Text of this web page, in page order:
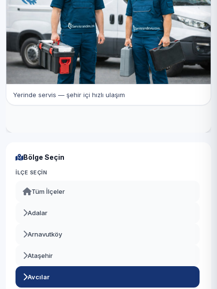
Yerinde servis — şehir içi hızlı ulaşım
Bölge Seçin
İLÇE SEÇIN
Tüm İlçeler
Adalar
Arnavutköy
Ataşehir
Avcılar